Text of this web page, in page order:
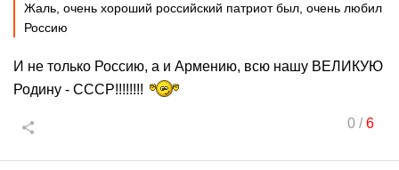
Жаль, очень хороший российский патриот был, очень любил
Россию
И не только Россию, а и Армению, всю нашу ВЕЛИКУЮ
Родину - СССР!!!!!!!!
0/6